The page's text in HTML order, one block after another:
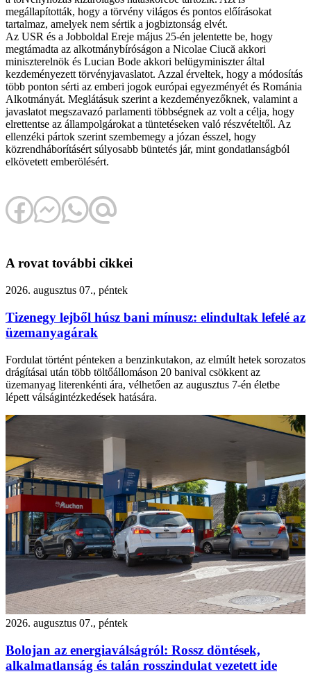
megállapították, hogy a törvény világos és pontos előírásokat
tartalmaz, amelyek nem sértik a jogbiztonság elvét.
Az USR és a Jobboldal Ereje május 25-én jelentette be, hogy
megtámadta az alkotmánybíróságon a Nicolae Ciucă akkori
miniszterelnök és Lucian Bode akkori belügyminiszter által
kezdeményezett törvényjavaslatot. Azzal érveltek, hogy a módosítás
több ponton sérti az emberi jogok európai egyezményét és Románia
Alkotmányát. Meglátásuk szerint a kezdeményezőknek, valamint a
javaslatot megszavazó parlamenti többségnek az volt a célja, hogy
elrettentse az állampolgárokat a tüntetéseken való részvételtől. Az
ellenzéki pártok szerint szembemegy a józan ésszel, hogy
közrendháborításért súlyosabb büntetés jár, mint gondatlanságból
elkövetett emberölésért.
A rovat további cikkei
2026. augusztus 07., péntek
Tizenegy lejből húsz bani mínusz: elindultak lefelé az
üzemanyagárak
Fordulat történt pénteken a benzinkutakon, az elmúlt hetek sorozatos
drágításai után több töltőállomáson 20 banival csökkent az
üzemanyag literenkénti ára, vélhetően az augusztus 7-én életbe
lépett válságintézkedések hatására.
2026. augusztus 07., péntek
Bolojan az energiaválságról: Rossz döntések,
alkalmatlanság és talán rosszindulat vezetett ide